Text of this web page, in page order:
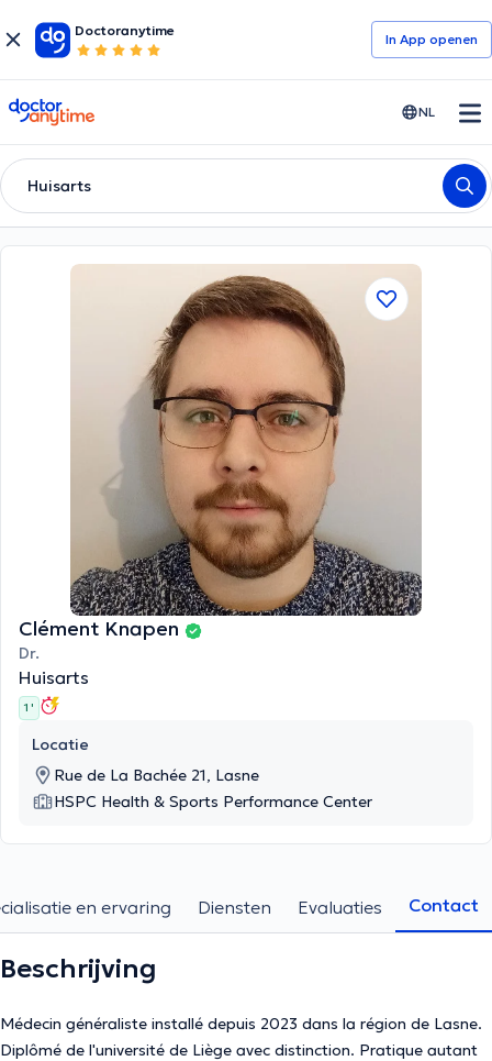
Doctoranytime
In App openen
doctoranytime NL
Huisarts
Clément Knapen
Dr.
Huisarts
1 '
Locatie
Rue de La Bachée 21, Lasne
HSPC Health & Sports Performance Center
en ervaring Diensten Evaluaties Contact
Beschrijving
Médecin généraliste installé depuis 2023 dans la région de Lasne.
Diplômé de l'université de Liège avec distinction. Pratique autant